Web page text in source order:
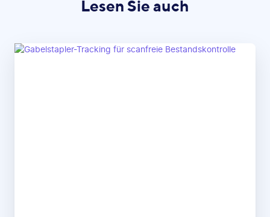
Lesen Sie auch